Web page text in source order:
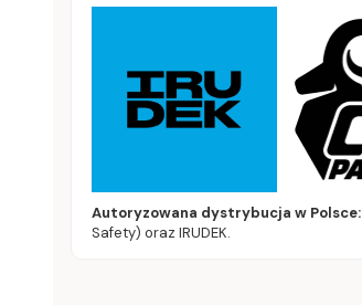
Autoryzowana dystrybucja w Polsce:
Safety) oraz IRUDEK.